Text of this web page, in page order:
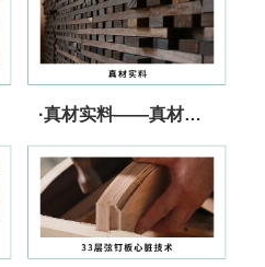
·真材实料——真材实料 行业承诺